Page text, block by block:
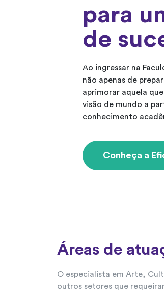
para
de
Ao ingressar na
não apenas de
aprimorar aquela
visão de mundo a
conhecimento
Conheça a
Áreas de
O especialista em Arte,
outros setores que